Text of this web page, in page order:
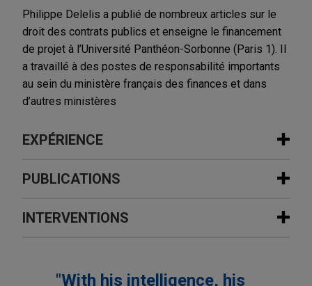
Philippe Delelis a publié de nombreux articles sur le
droit des contrats publics et enseigne le financement
de projet à l’Université Panthéon-Sorbonne (Paris 1). Il
a travaillé à des postes de responsabilité importants
au sein du ministère français des finances et dans
d’autres ministères
EXPÉRIENCE
Expérience
Comité Champs-Elysées conceives
future of Avenue des Champs-Elysées
century old association of land owners and brands
PUBLICATIONS
NOVEMBER 2023 COMMENTARY
INTERVENTIONS
8 AVRIL 2016
"With his intelligence, his